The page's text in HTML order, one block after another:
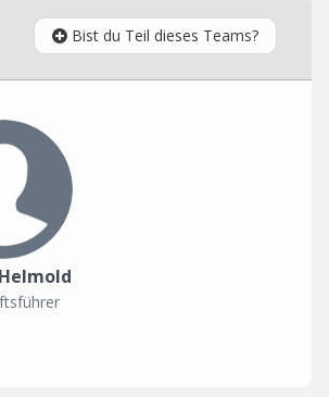
Bist du Teil dieses Teams?